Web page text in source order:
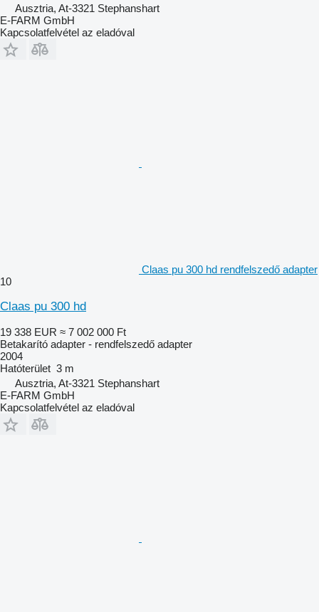
Ausztria, At-3321 Stephanshart
E-FARM GmbH
Kapcsolatfelvétel az eladóval
Claas pu 300 hd rendfelszedő adapter
10
Claas pu 300 hd
19 338 EUR ≈ 7 002 000 Ft
Betakarító adapter - rendfelszedő adapter
2004
Hatóterület 3 m
Ausztria, At-3321 Stephanshart
E-FARM GmbH
Kapcsolatfelvétel az eladóval